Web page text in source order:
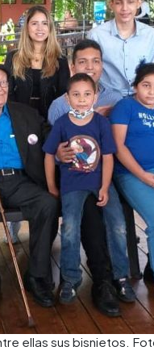
ellas sus bisnietos.